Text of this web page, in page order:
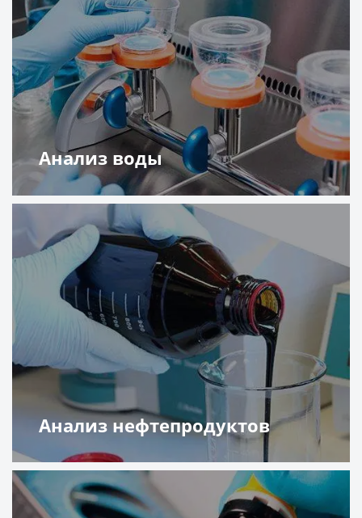
Анализ воды
Подробнее
Анализ нефтепродуктов
Подробнее